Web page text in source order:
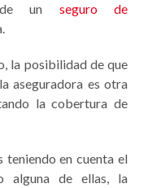
de un seguro de
la posibilidad de que
aseguradora es otra
la cobertura de
teniendo en cuenta el
alguna de ellas, la